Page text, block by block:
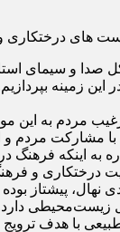
های درختکاری و
صدا و سیمای
زمینه
مردم به
با مشارکت
به اینکه فرهنگ
درختکاری و
پیشتاز
زیست‌محیطی
طبیعی با هدف